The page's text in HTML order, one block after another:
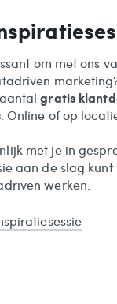
om met ons
gratis
. Online of op
met je in
aan de slag
werken.